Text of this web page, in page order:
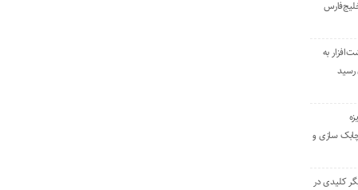
نوشت‌افزار به
رسید
سازی و
کلیدی در